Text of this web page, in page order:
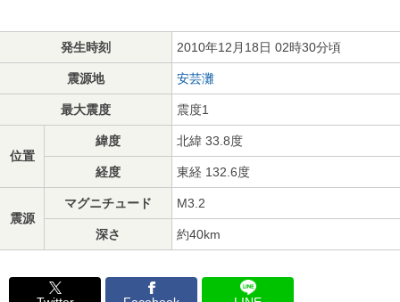
発生時刻 2010年12月18日 02時30分頃
震源地 安芸灘
最大震度 震度1
位置
緯度 北緯 33.8度
経度 東経 132.6度
震源
マグニチュード M3.2
深さ 約40km